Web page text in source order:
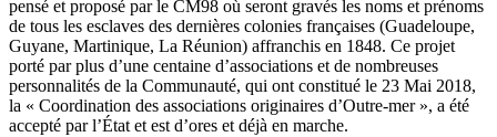
pensé et proposé par le CM98 où seront gravés les noms et prénoms
de tous les esclaves des dernières colonies françaises (Guadeloupe,
Guyane, Martinique, La Réunion) affranchis en 1848. Ce projet
porté par plus d’une centaine d’associations et de nombreuses
personnalités de la Communauté, qui ont constitué le 23 Mai 2018,
la « Coordination des associations originaires d’Outre-mer », a été
accepté par l’État et est d’ores et déjà en marche.